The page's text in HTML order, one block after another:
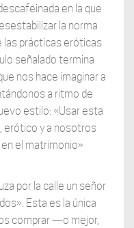
en la que
la norma
las prácticas eróticas
señalado termina
nos hace imaginar a
a ritmo de
estilo: «Usar esta
erótico y a nosotros
el matrimonio»
por la calle un señor
Esta es la única
comprar —o mejor,